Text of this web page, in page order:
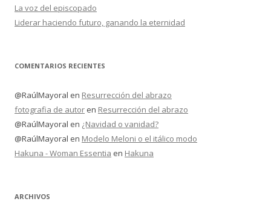
La voz del episcopado
Liderar haciendo futuro, ganando la eternidad
COMENTARIOS RECIENTES
@RaúlMayoral en Resurrección del abrazo
fotografia de autor en Resurrección del abrazo
@RaúlMayoral en ¿Navidad o vanidad?
@RaúlMayoral en Modelo Meloni o el itálico modo
Hakuna - Woman Essentia en Hakuna
ARCHIVOS